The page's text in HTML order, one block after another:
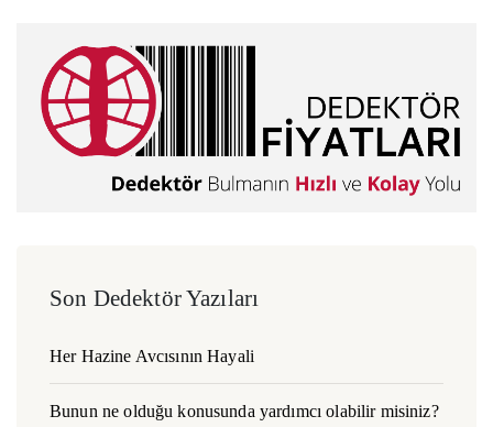
Son Dedektör Yazıları
Her Hazine Avcısının Hayali
Bunun ne olduğu konusunda yardımcı olabilir misiniz?